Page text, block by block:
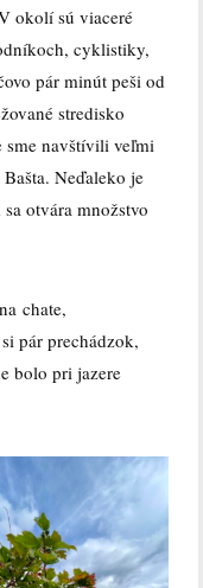
okolí sú viaceré
cyklistiky,
pár minút peši od
stredisko
sme navštívili veľmi
Neďaleko je
otvára množstvo
chate,
pár prechádzok,
bolo pri jazere